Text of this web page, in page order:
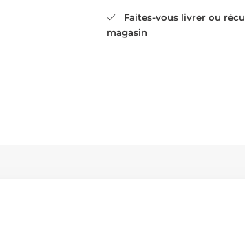
Faites-vous livrer ou
magasin